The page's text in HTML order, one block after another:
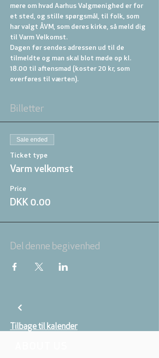
mere om hvad Aarhus Valgmenighed er for
et sted, og stille spørgsmål, til folk, som
har valgt ÅVM, som deres kirke, så meld dig
til Varm Velkomst.
Dagen før sendes adressen ud til de
tilmeldte og man skal blot møde op kl.
18.00 til aftensmad (koster 20 kr, som
overføres til værten).
Billetter
Sale ended
Ticket type
Varm velkomst
Price
DKK 0.00
Del denne begivenhed
Tilbage til kalender